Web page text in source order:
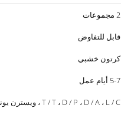
2 مجموعات
قابل للتفاوض
كرتون خشبي
5-7 أيام عمل
T / T ، D / P ، D / A ، L / C ، ويسترن يونيون ، موني جرام